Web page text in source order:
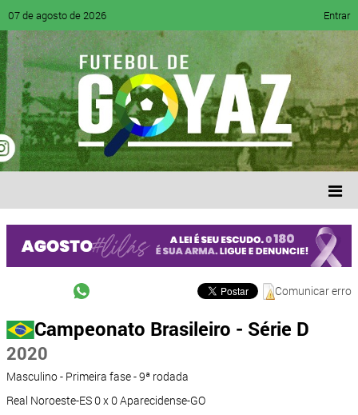
07 de agosto de 2026 Entrar
Comunicar erro
Campeonato Brasileiro - Série D
2020
Masculino - Primeira fase - 9ª rodada
Real Noroeste-ES 0 x 0 Aparecidense-GO